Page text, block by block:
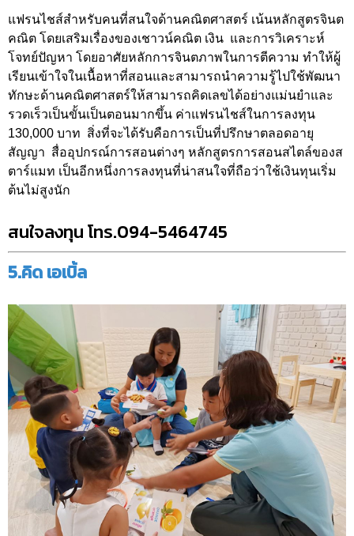
แฟรนไชส์สำหรับคนที่สนใจด้านคณิตศาสตร์ เน้นหลักสูตรจินต
คณิต โดยเสริมเรื่องของเชาวน์คณิต เงิน และการวิเคราะห์
โจทย์ปัญหา โดยอาศัยหลักการจินตภาพในการตีความ ทำให้ผู้
เรียนเข้าใจในเนื้อหาที่สอนและสามารถนำความรู้ไปใช้พัฒนา
ทักษะด้านคณิตศาสตร์ให้สามารถคิดเลขได้อย่างแม่นยำและ
รวดเร็วเป็นขั้นเป็นตอนมากขึ้น ค่าแฟรนไชส์ในการลงทุน
130,000 บาท สิ่งที่จะได้รับคือการเป็นที่ปรึกษาตลอดอายุ
สัญญา สื่ออุปกรณ์การสอนต่างๆ หลักสูตรการสอนสไตล์ของส
ตาร์แมท เป็นอีกหนึ่งการลงทุนที่น่าสนใจที่ถือว่าใช้เงินทุนเริ่ม
ต้นไม่สูงนัก
สนใจลงทุน โทร.094-5464745
5.คิด เอเบิ้ล